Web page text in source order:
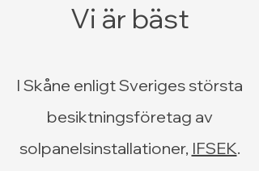
Vi är bäst
I Skåne enligt Sveriges största
besiktningsföretag av
solpanelsinstallationer, IFSEK.